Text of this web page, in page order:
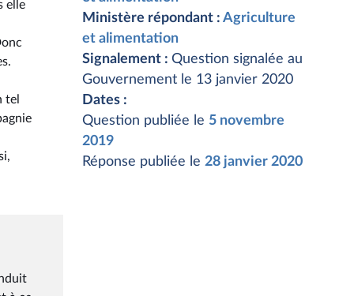
elle
tel
Ministère répondant : Agriculture
et alimentation
Signalement : Question signalée au
Gouvernement le 13 janvier 2020
Dates :
Question publiée le 5 novembre
2019
Réponse publiée le 28 janvier 2020